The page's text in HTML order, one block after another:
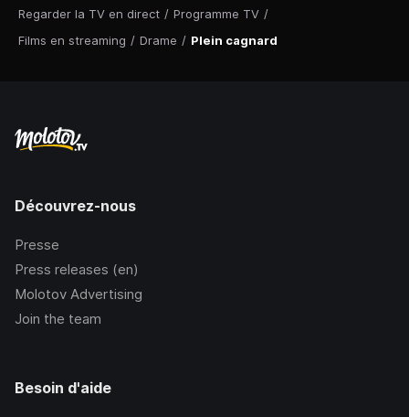
Regarder la TV en direct / Programme TV /
Films en streaming / Drame / Plein cagnard
Découvrez-nous
Presse
Press releases (en)
Molotov Advertising
Join the team
Besoin d'aide